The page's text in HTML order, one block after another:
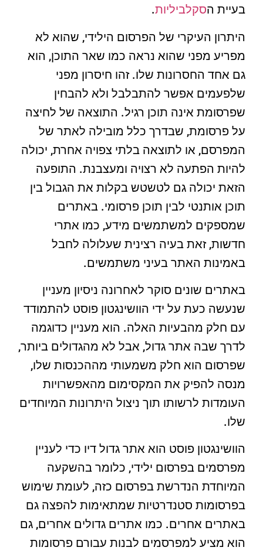
בעיית הסקלביליות.
היתרון העיקרי של הפרסום הילידי, שהוא לא
מפריע מפני שהוא נראה כמו שאר התוכן, הוא
גם אחד החסרונות שלו. זהו חיסרון מפני
שלפעמים אפשר להתבלבל ולא להבחין
שפרסומת אינה תוכן רגיל. התוצאה של לחיצה
על פרסומת, שבדרך כלל מובילה לאתר של
המפרסם, או לתוצאה בלתי צפויה אחרת, יכולה
להיות הפתעה לא רצויה ומעצבנת. התופעה
הזאת יכולה גם לטשטש בקלות את הגבול בין
תוכן אותנטי לבין תוכן פרסומי. באתרים
שמספקים למשתמשים מידע, כמו אתרי
חדשות, זאת בעיה רצינית שעלולה לחבל
באמינות האתר בעיני משתמשים.
באתרים שונים סוקר לאחרונה ניסיון מעניין
שנעשה כעת על ידי הוושינגטון פוסט להתמודד
עם חלק מהבעיות האלה. הוא מעניין כדוגמה
לדרך שבה אתר גדול, אבל לא מהגדולים ביותר,
שפרסום הוא חלק משמעותי מההכנסות שלו,
מנסה להפיק את המקסימום מהאפשרויות
העומדות לרשותו תוך ניצול היתרונות המיוחדים
שלו.
הוושינגטון פוסט הוא אתר גדול דיו כדי לעניין
מפרסמים בפרסום ילידי, כלומר בהשקעה
המיוחדת הנדרשת בפרסום כזה, לעומת שימוש
בפרסומות סטנדרטיות שמתאימות להפצה גם
באתרים אחרים. כמו אתרים גדולים אחרים, גם
הוא מציע למפרסמים לבנות עבורם פרסומות